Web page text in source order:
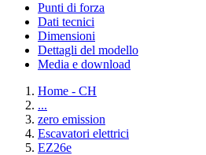
Punti di forza
Dati tecnici
Dimensioni
Dettagli del modello
Media e download
Home - CH
...
zero emission
Escavatori elettrici
EZ26e